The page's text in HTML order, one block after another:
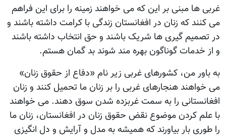
غربی ها مبنی بر این که می خواهند زمینه را برای این فراهم
می کنند که زنان در افغانستان زندگی با کرامت داشته باشند و
در تصمیم گیری ها شریک باشند و حق انتخاب داشته باشند
و از خدمات گوناگون بهره مند شوند بد گمان هستم.
به باور من، کشورهای غربی زیر نام «دفاع از حقوق زنان»
می خواهند هنجارهای غربی را بر زنان ما تحمیل کنند و زنان
افغانستانی را به سمت غربزده شدن سوق دهند. می خواهند
با علم کردن موضوع نقض حقوق زنان در افغانستان، زنان ما
را طوری بار بیاورند که همیشه به مدل و آرایش و دل انگیزی